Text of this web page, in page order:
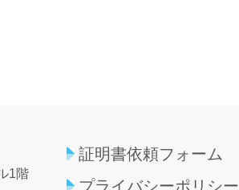
1階
証明書依頼フォーム
プライバシーポリシー